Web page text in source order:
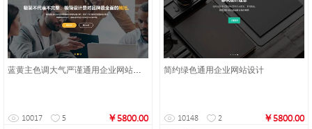
蓝黄主色调大气严谨通用企业网站设计
10017 5 ￥5800.00
简约绿色通用企业网站设计
10148 2 ￥5800.00